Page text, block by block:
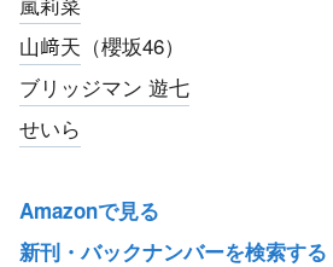
山﨑天 （櫻坂46）
ブリッジマン 遊七
せいら
Amazonで見る
新刊・バックナンバーを検索する